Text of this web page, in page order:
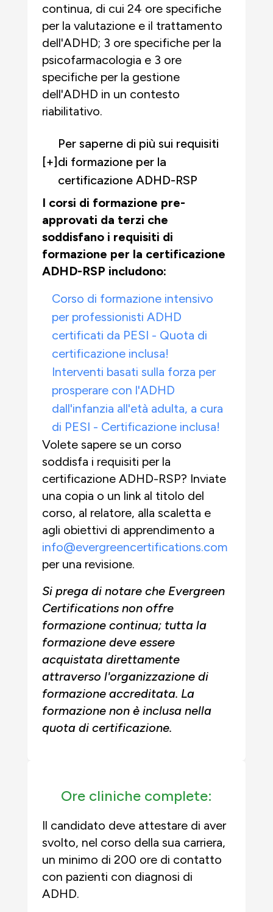
continua, di cui 24 ore specifiche
per la valutazione e il trattamento
dell'ADHD; 3 ore specifiche per la
psicofarmacologia e 3 ore
specifiche per la gestione
dell'ADHD in un contesto
riabilitativo.
[+]
Per saperne di più sui requisiti
di formazione per la
certificazione ADHD-RSP
I corsi di formazione pre-
approvati da terzi che
soddisfano i requisiti di
formazione per la certificazione
ADHD-RSP includono:
Corso di formazione intensivo
per professionisti ADHD
certificati da PESI - Quota di
certificazione inclusa!
Interventi basati sulla forza per
prosperare con l'ADHD
dall'infanzia all'età adulta, a cura
di PESI - Certificazione inclusa!
Volete sapere se un corso
soddisfa i requisiti per la
certificazione ADHD-RSP? Inviate
una copia o un link al titolo del
corso, al relatore, alla scaletta e
agli obiettivi di apprendimento a
info@evergreencertifications.com
per una revisione.
Si prega di notare che Evergreen
Certifications non offre
formazione continua; tutta la
formazione deve essere
acquistata direttamente
attraverso l'organizzazione di
formazione accreditata. La
formazione non è inclusa nella
quota di certificazione.
Ore cliniche complete:
Il candidato deve attestare di aver
svolto, nel corso della sua carriera,
un minimo di 200 ore di contatto
con pazienti con diagnosi di
ADHD.